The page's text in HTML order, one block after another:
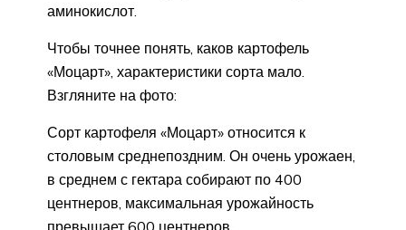
аминокислот.
Чтобы точнее понять, каков картофель
«Моцарт», характеристики сорта мало.
Взгляните на фото:
Сорт картофеля «Моцарт» относится к
столовым среднепоздним. Он очень урожаен,
в среднем с гектара собирают по 400
центнеров, максимальная урожайность
превышает 600 центнеров.